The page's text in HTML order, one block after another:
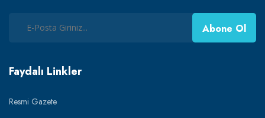
Abone Ol
Faydalı Linkler
Resmi Gazete